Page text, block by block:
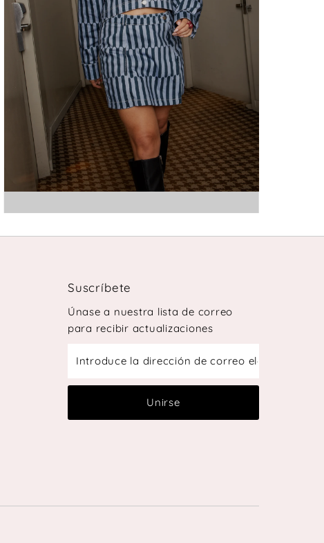
Suscríbete
Únase a nuestra lista de correo
para recibir actualizaciones
la
dirección
correo
Unirse